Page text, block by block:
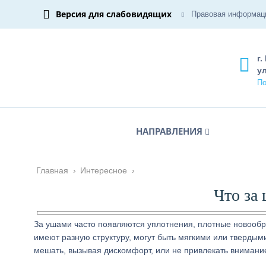
Версия для слабовидящих Правовая
НАПРАВЛЕНИЯ
Главная › Интересное ›
Что за
За ушами часто появляются уплотнения, плотные
имеют разную структуру, могут быть мягкими или
мешать, вызывая дискомфорт, или не привлекать